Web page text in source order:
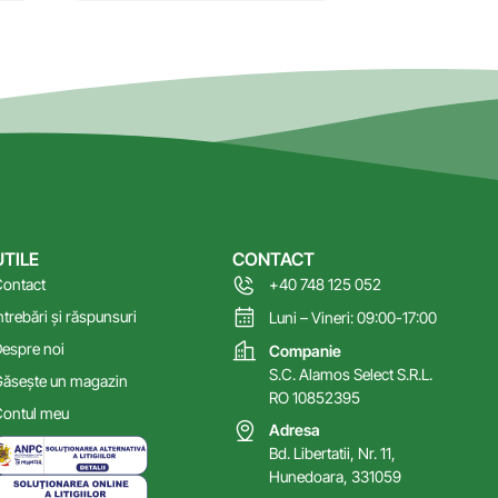
și răspunsuri
noi
un magazin
meu
CONTACT
+40 748 125 052
Luni – Vineri: 09:00-17:00
Companie
S.C. Alamos Select S.R.L.
RO 10852395
Adresa
Bd. Libertatii, Nr. 11,
Hunedoara, 331059